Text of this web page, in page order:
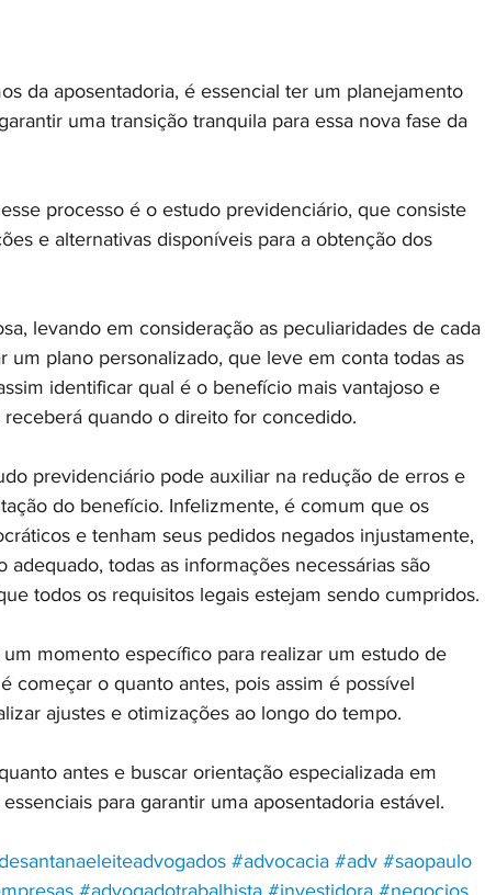
da aposentadoria, é essencial ter um planejamento
uma transição tranquila para essa nova fase da
processo é o estudo previdenciário, que consiste
e alternativas disponíveis para a obtenção dos
levando em consideração as peculiaridades de cada
um plano personalizado, que leve em conta todas as
identificar qual é o benefício mais vantajoso e
quando o direito for concedido.
previdenciário pode auxiliar na redução de erros e
do benefício. Infelizmente, é comum que os
e tenham seus pedidos negados injustamente,
todas as informações necessárias são
todos os requisitos legais estejam sendo cumpridos.
momento específico para realizar um estudo de
começar o quanto antes, pois assim é possível
ajustes e otimizações ao longo do tempo.
antes e buscar orientação especializada em
para garantir uma aposentadoria estável.
#advocacia #adv #saopaulo
#advogadotrabalhista #investidora #negocios